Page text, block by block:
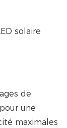
de
une
maximales